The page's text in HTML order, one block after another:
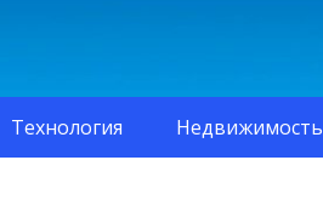
Технология Недвижимость